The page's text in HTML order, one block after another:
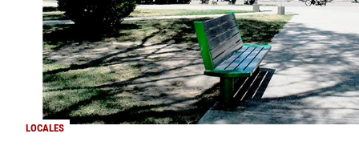
LOCALES